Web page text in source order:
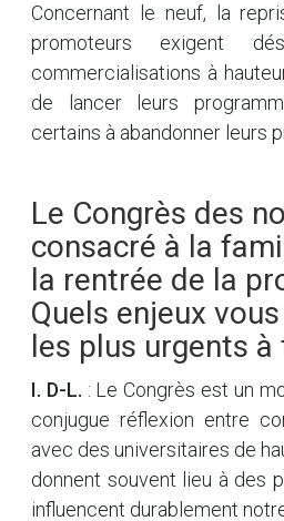
Concernant le neuf, la
promoteurs exigent
commercialisations à
de lancer leurs
certains à abandonner leurs
Le Congrès des
consacré à la
la rentrée de la
Quels enjeux
les plus urgents à
I. D-L. : Le Congrès est un
conjugue réflexion entre
avec des universitaires de
donnent souvent lieu à des
influencent durablement